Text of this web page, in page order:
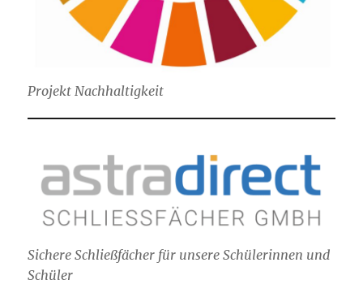
Projekt Nachhaltigkeit
Sichere Schließfächer für unsere Schülerinnen und
Schüler